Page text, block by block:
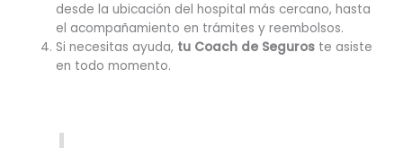
desde la ubicación del hospital más cercano, hasta
el acompañamiento en trámites y reembolsos.
Si necesitas ayuda, tu Coach de Seguros te asiste
en todo momento.